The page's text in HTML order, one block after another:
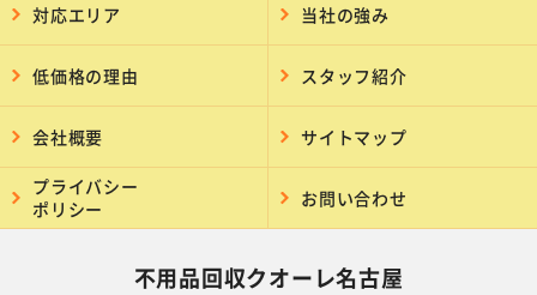
対応エリア 当社の強み
低価格の理由 スタッフ紹介
会社概要 サイトマップ
プライバシー
ポリシー
お問い合わせ
不用品回収クオーレ名古屋